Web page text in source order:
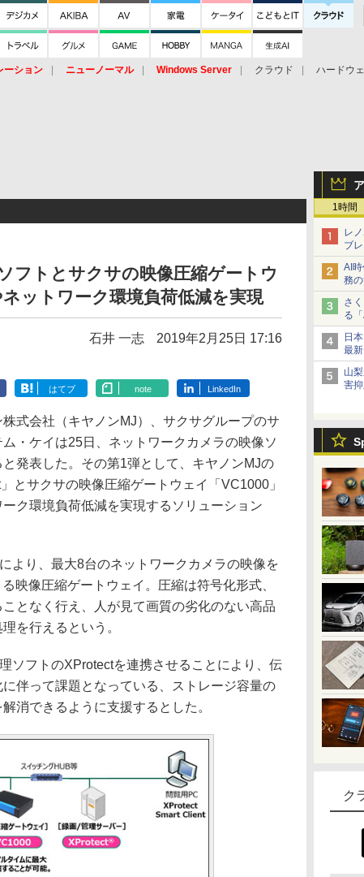
ーション ニューノーマル Windows Server クラウド ハードウ
1時間
レ
ブ
売
AI
務
ナ
さ
る
な
日
最
年
山
害
ク
フトとサクサの映像圧縮ゲートウ
ットワーク環境負荷低減を実現
石井 一志 2019年2月25日 17:16
はてブ note LinkedIn
式会社（キヤノンMJ）、サクサグループのサ
・ケイは25日、ネットワークカメラの映像ソ
発表した。その第1弾として、キヤノンMJの
とサクサの映像圧縮ゲートウェイ「VC1000」
ク環境負荷低減を実現するソリューション
より、最大8台のネットワークカメラの映像を
映像圧縮ゲートウェイ。圧縮は符号化形式、
となく行え、人が見て画質の劣化のない高品
を行えるという。
ソフトのXProtectを連携させることにより、伝
伴って課題となっている、ストレージ容量の
消できるように支援するとした。